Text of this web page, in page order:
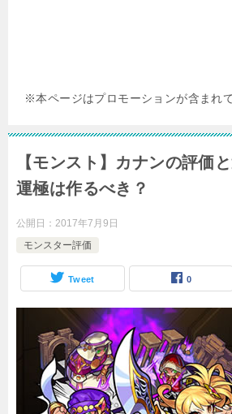
※本ページはプロモーションが含まれ
【モンスト】カナンの評価
運極は作るべき？
公開日： 2017年7月9日
モンスター評価
Tweet 0